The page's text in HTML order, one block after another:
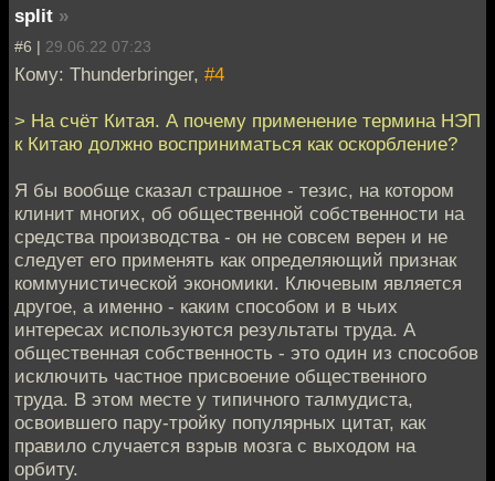
split »
#6 | 29.06.22 07:23
Кому: Thunderbringer, #4
> На счёт Китая. А почему применение термина НЭП
к Китаю должно восприниматься как оскорбление?
Я бы вообще сказал страшное - тезис, на котором
клинит многих, об общественной собственности на
средства производства - он не совсем верен и не
следует его применять как определяющий признак
коммунистической экономики. Ключевым является
другое, а именно - каким способом и в чьих
интересах используются результаты труда. А
общественная собственность - это один из способов
исключить частное присвоение общественного
труда. В этом месте у типичного талмудиста,
освоившего пару-тройку популярных цитат, как
правило случается взрыв мозга с выходом на
орбиту.